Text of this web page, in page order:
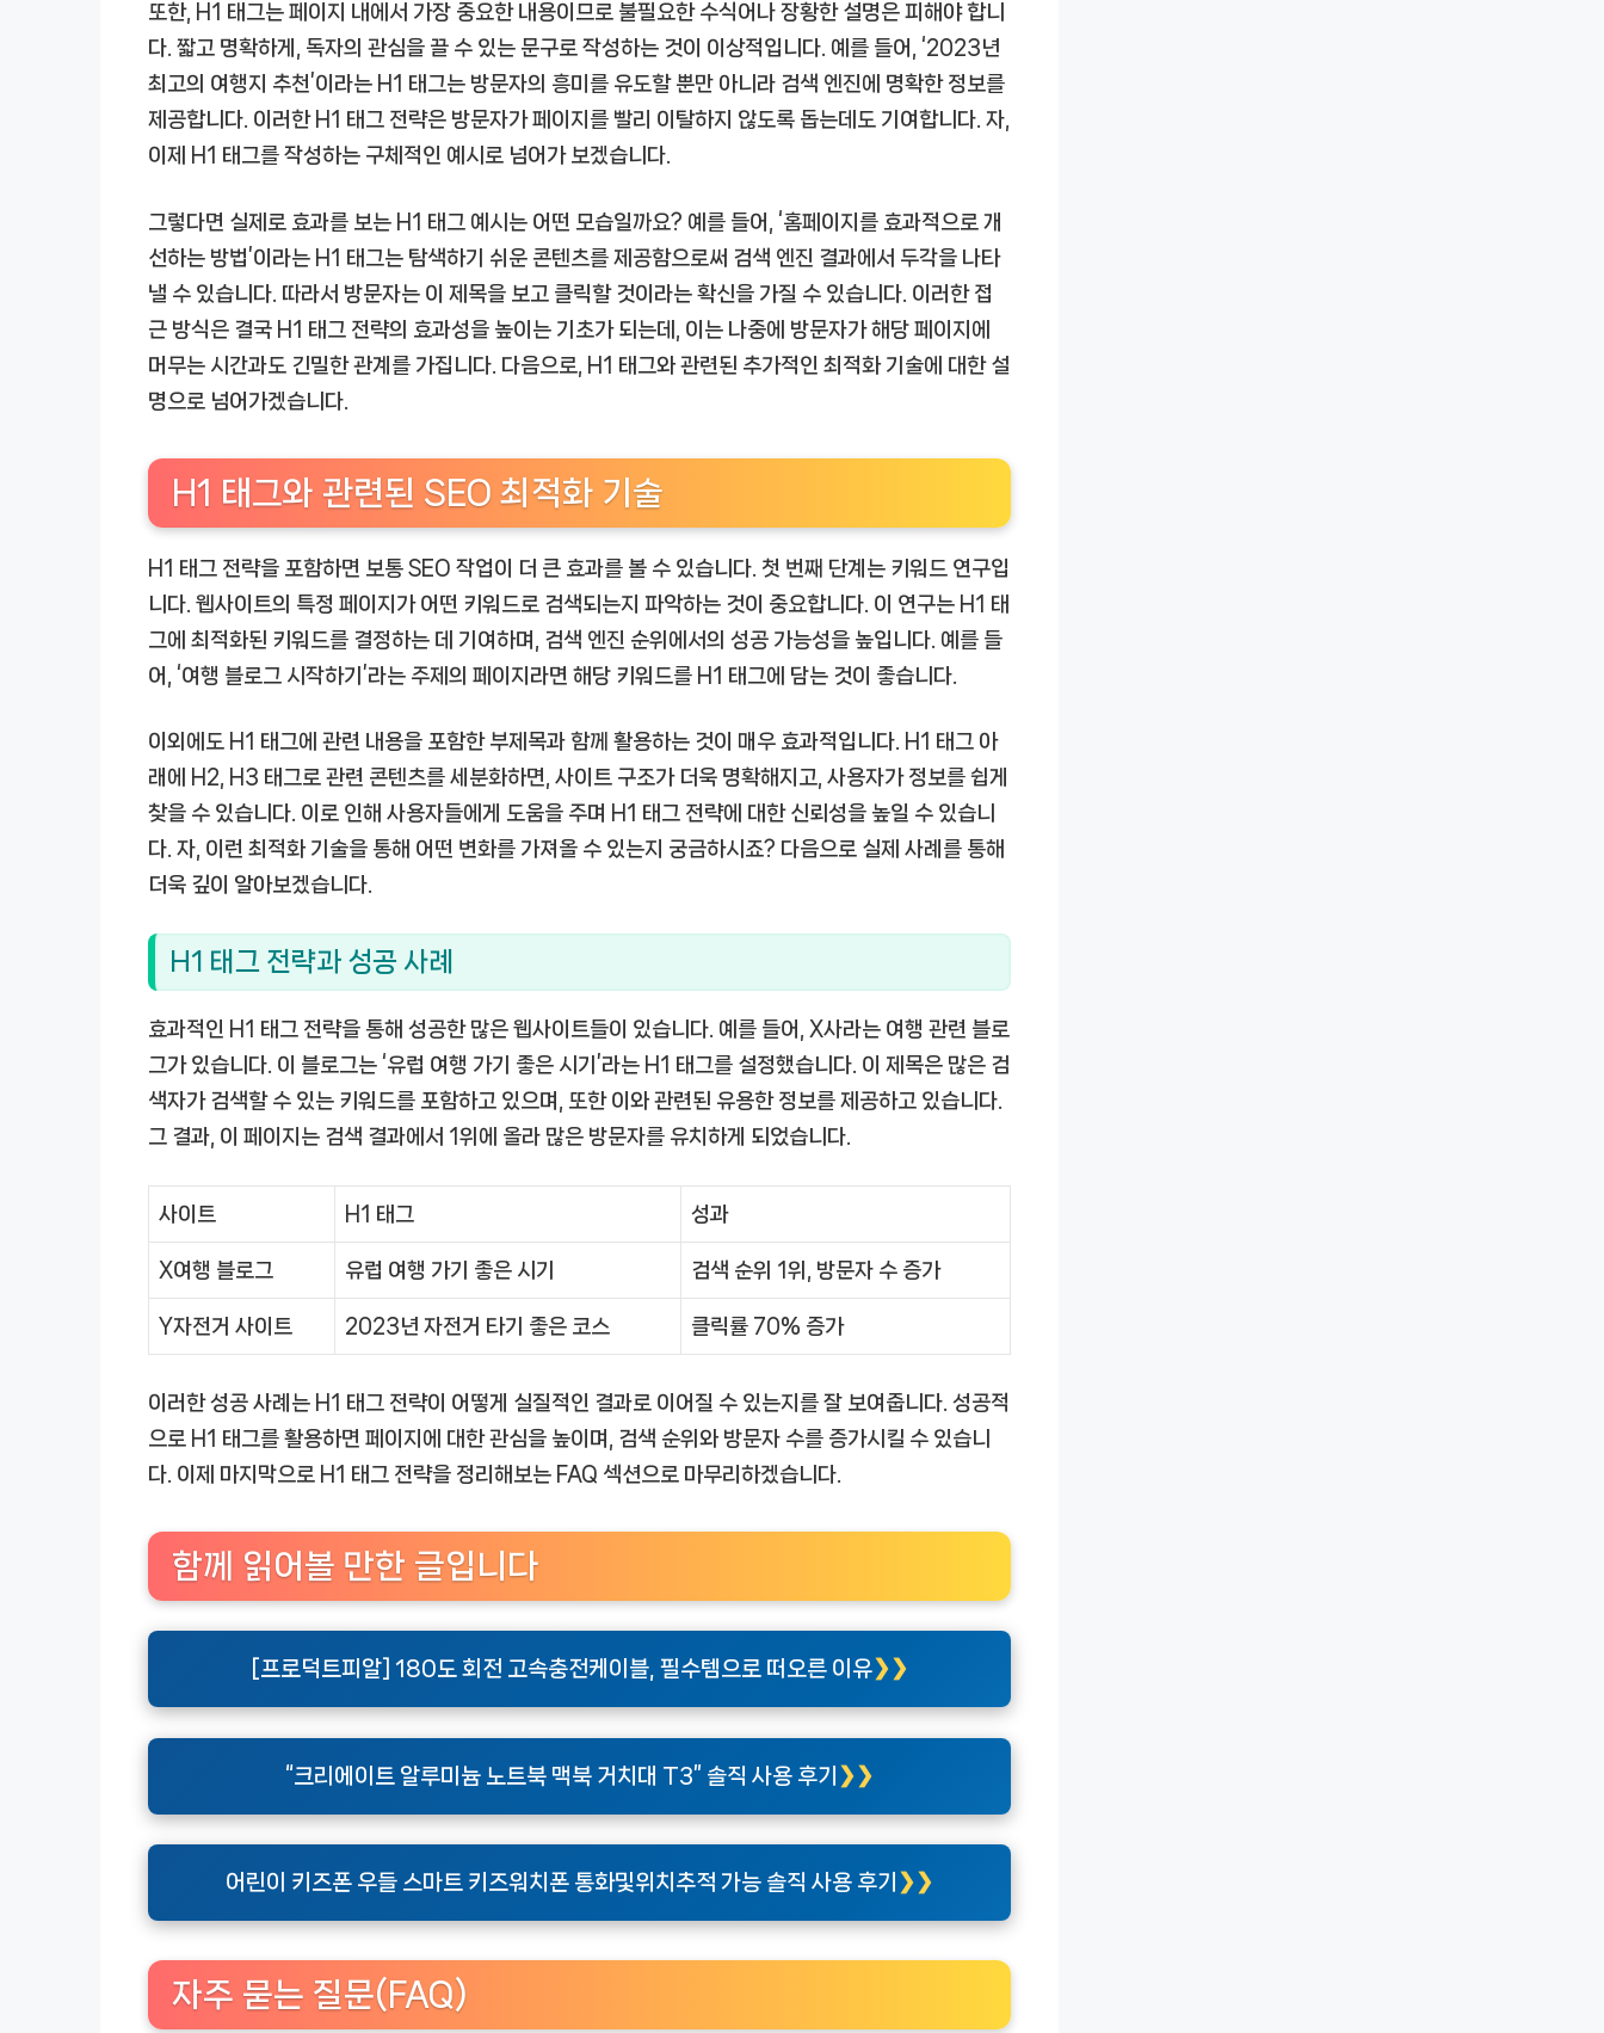
또한, H1 태그는 페이지 내에서 가장 중요한 내용이므로 불필요한 수식어나 장황한 설명은 피해야 합니
다. 짧고 명확하게, 독자의 관심을 끌 수 있는 문구로 작성하는 것이 이상적입니다. 예를 들어, ‘2023년
최고의 여행지 추천’이라는 H1 태그는 방문자의 흥미를 유도할 뿐만 아니라 검색 엔진에 명확한 정보를
제공합니다. 이러한 H1 태그 전략은 방문자가 페이지를 빨리 이탈하지 않도록 돕는데도 기여합니다. 자,
이제 H1 태그를 작성하는 구체적인 예시로 넘어가 보겠습니다.
그렇다면 실제로 효과를 보는 H1 태그 예시는 어떤 모습일까요? 예를 들어, ‘홈페이지를 효과적으로 개
선하는 방법’이라는 H1 태그는 탐색하기 쉬운 콘텐츠를 제공함으로써 검색 엔진 결과에서 두각을 나타
낼 수 있습니다. 따라서 방문자는 이 제목을 보고 클릭할 것이라는 확신을 가질 수 있습니다. 이러한 접
근 방식은 결국 H1 태그 전략의 효과성을 높이는 기초가 되는데, 이는 나중에 방문자가 해당 페이지에
머무는 시간과도 긴밀한 관계를 가집니다. 다음으로, H1 태그와 관련된 추가적인 최적화 기술에 대한 설
명으로 넘어가겠습니다.
H1 태그와 관련된 SEO 최적화 기술
H1 태그 전략을 포함하면 보통 SEO 작업이 더 큰 효과를 볼 수 있습니다. 첫 번째 단계는 키워드 연구입
니다. 웹사이트의 특정 페이지가 어떤 키워드로 검색되는지 파악하는 것이 중요합니다. 이 연구는 H1 태
그에 최적화된 키워드를 결정하는 데 기여하며, 검색 엔진 순위에서의 성공 가능성을 높입니다. 예를 들
어, ‘여행 블로그 시작하기’라는 주제의 페이지라면 해당 키워드를 H1 태그에 담는 것이 좋습니다.
이외에도 H1 태그에 관련 내용을 포함한 부제목과 함께 활용하는 것이 매우 효과적입니다. H1 태그 아
래에 H2, H3 태그로 관련 콘텐츠를 세분화하면, 사이트 구조가 더욱 명확해지고, 사용자가 정보를 쉽게
찾을 수 있습니다. 이로 인해 사용자들에게 도움을 주며 H1 태그 전략에 대한 신뢰성을 높일 수 있습니
다. 자, 이런 최적화 기술을 통해 어떤 변화를 가져올 수 있는지 궁금하시죠? 다음으로 실제 사례를 통해
더욱 깊이 알아보겠습니다.
H1 태그 전략과 성공 사례
효과적인 H1 태그 전략을 통해 성공한 많은 웹사이트들이 있습니다. 예를 들어, X사라는 여행 관련 블로
그가 있습니다. 이 블로그는 ‘유럽 여행 가기 좋은 시기’라는 H1 태그를 설정했습니다. 이 제목은 많은 검
색자가 검색할 수 있는 키워드를 포함하고 있으며, 또한 이와 관련된 유용한 정보를 제공하고 있습니다.
그 결과, 이 페이지는 검색 결과에서 1위에 올라 많은 방문자를 유치하게 되었습니다.
사이트 H1 태그 성과
X여행 블로그 유럽 여행 가기 좋은 시기 검색 순위 1위, 방문자 수 증가
Y자전거 사이트 2023년 자전거 타기 좋은 코스 클릭률 70% 증가
이러한 성공 사례는 H1 태그 전략이 어떻게 실질적인 결과로 이어질 수 있는지를 잘 보여줍니다. 성공적
으로 H1 태그를 활용하면 페이지에 대한 관심을 높이며, 검색 순위와 방문자 수를 증가시킬 수 있습니
다. 이제 마지막으로 H1 태그 전략을 정리해보는 FAQ 섹션으로 마무리하겠습니다.
함께 읽어볼 만한 글입니다
[프로덕트피알] 180도 회전 고속충전케이블, 필수템으로 떠오른 이유
“크리에이트 알루미늄 노트북 맥북 거치대 T3” 솔직 사용 후기
어린이 키즈폰 우들 스마트 키즈워치폰 통화및위치추적 가능 솔직 사용 후기
자주 묻는 질문(FAQ)